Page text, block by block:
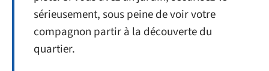
sérieusement, sous peine de voir votre
compagnon partir à la découverte du
quartier.